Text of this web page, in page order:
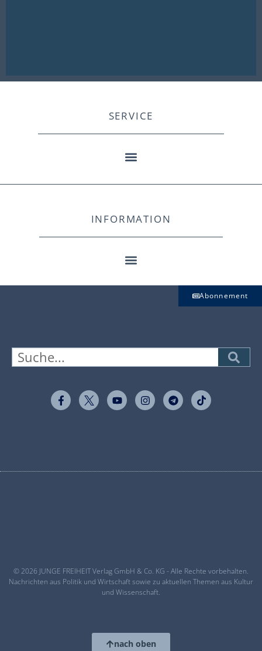
SERVICE
INFORMATION
Abonnement
© 2026 JUNGE FREIHEIT Verlag GmbH & Co. KG - Alle Rechte vorbehalten.
Nachrichten aus Politik und Wirtschaft sowie zu aktuellen Themen aus Kultur
und Wissenschaft.
nach oben